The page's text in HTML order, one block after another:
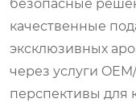
безопасные
качественные
эксклюзивных
через услуги
перспективы для